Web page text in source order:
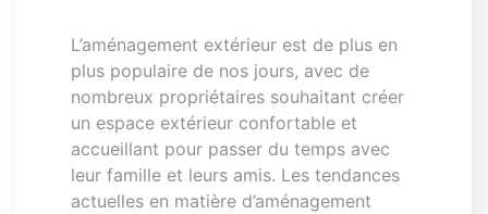
L’aménagement extérieur est de plus en
plus populaire de nos jours, avec de
nombreux propriétaires souhaitant créer
un espace extérieur confortable et
accueillant pour passer du temps avec
leur famille et leurs amis. Les tendances
actuelles en matière d’aménagement